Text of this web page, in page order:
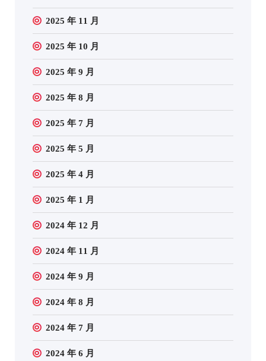
2025 年 11 月
2025 年 10 月
2025 年 9 月
2025 年 8 月
2025 年 7 月
2025 年 5 月
2025 年 4 月
2025 年 1 月
2024 年 12 月
2024 年 11 月
2024 年 9 月
2024 年 8 月
2024 年 7 月
2024 年 6 月